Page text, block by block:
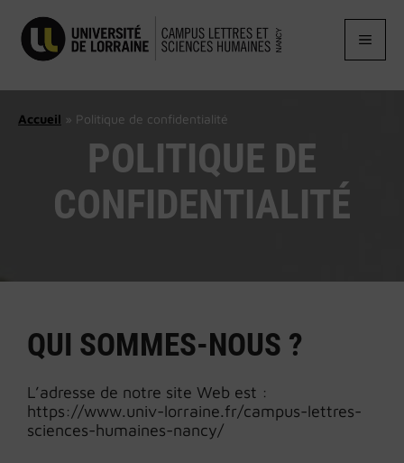
contenu
Accueil » Politique de confidentialité
POLITIQUE DE
CONFIDENTIALITÉ
QUI SOMMES-NOUS ?
L’adresse de notre site Web est :
https://www.univ-lorraine.fr/campus-lettres-
sciences-humaines-nancy/